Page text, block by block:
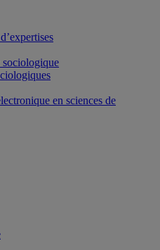
sociologique
en sciences de